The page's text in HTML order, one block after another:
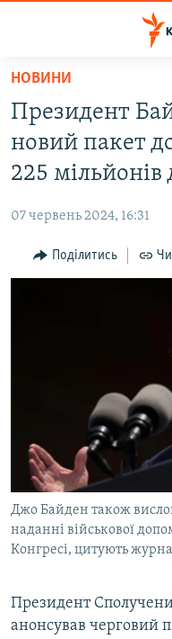
Перейти
основного
матеріалу
Перейти
до
основної
навігації
Перейти
до
ВОДА.КРИМ
ВІДЕО ТА ФОТО
БЛОГИ
ПОГЛЯД
ВІДЕОУРОКИ «ELIFBE»
СВІДЧЕННЯ ОКУПАЦІЇ
УКРАЇНСЬКА ПРОБЛЕМА
ІНФОГРАФІКА
ЯК ОБІЙТИ
Qırımtatar
ДОЛУЧАЙСЯ!
Усі сайти RFE/RL
НОВИНИ
Президент
новий пакет
225 мільйонів
07 червень 2024, 16:31
Поділитись
Джо Байден також
наданні військової
Конгресі, цитують
Президент
анонсував черговий